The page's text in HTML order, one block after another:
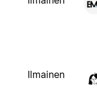
Ilmainen